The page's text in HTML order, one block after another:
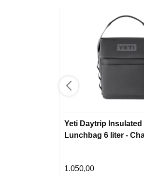
Yeti Daytrip Insulated
Lunchbag 6 liter -
1.050,00